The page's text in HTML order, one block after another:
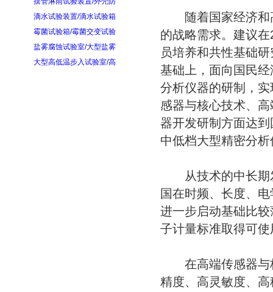
滴水试验装置/滴水试验箱
霉菌试验箱/霉菌交变试验
盐雾腐蚀试验室/大型盐雾
大型高低温步入试验室/高
随着国家经济和
的战略需求。建议
员培养和共性基础
基础上，面向国民
分析仪器的研制，
感器与核心技术、
器开发研制方面达
中低档大型精密分
从技术的中长期
国在时频、长度、
进一步启动基础比
子计量标准取得可
在高端传感器与核
精度、高灵敏度、